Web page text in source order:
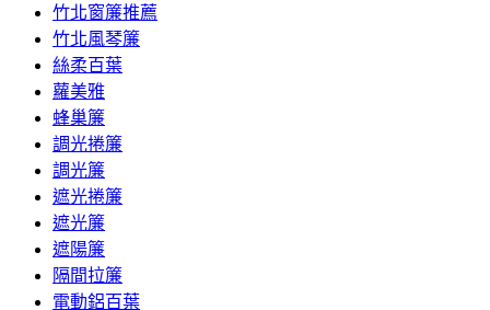
竹北窗簾推薦
竹北風琴簾
絲柔百葉
蘿美雅
蜂巢簾
調光捲簾
調光簾
遮光捲簾
遮光簾
遮陽簾
隔間拉簾
電動鋁百葉